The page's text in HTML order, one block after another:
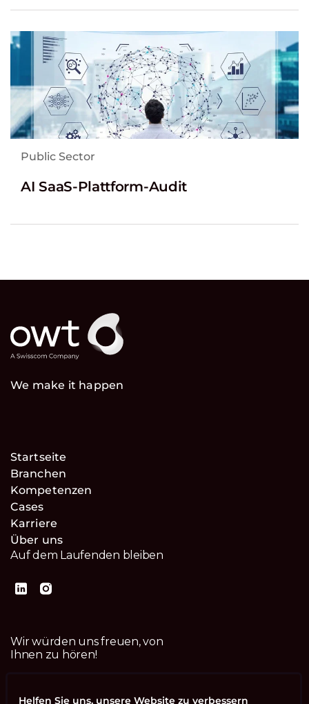
Public Sector
AI SaaS-Plattform-Audit
We make it happen
Startseite
Branchen
Kompetenzen
Cases
Karriere
Über uns
Auf dem Laufenden bleiben
Wir würden uns freuen, von
Ihnen zu hören!
Helfen Sie uns, unsere Website zu verbessern